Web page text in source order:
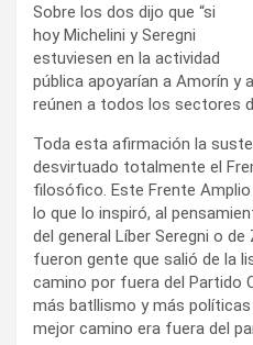
Sobre los dos dijo que “si
hoy Michelini y Seregni
estuviesen en la actividad
pública apoyarían a Amorín y
reúnen a todos los sectores
Toda esta afirmación la
desvirtuado totalmente el
filosófico. Este Frente
lo que lo inspiró, al
del general Líber Seregni o de
fueron gente que salió de la
camino por fuera del Partido
más batllismo y más
mejor camino era fuera del